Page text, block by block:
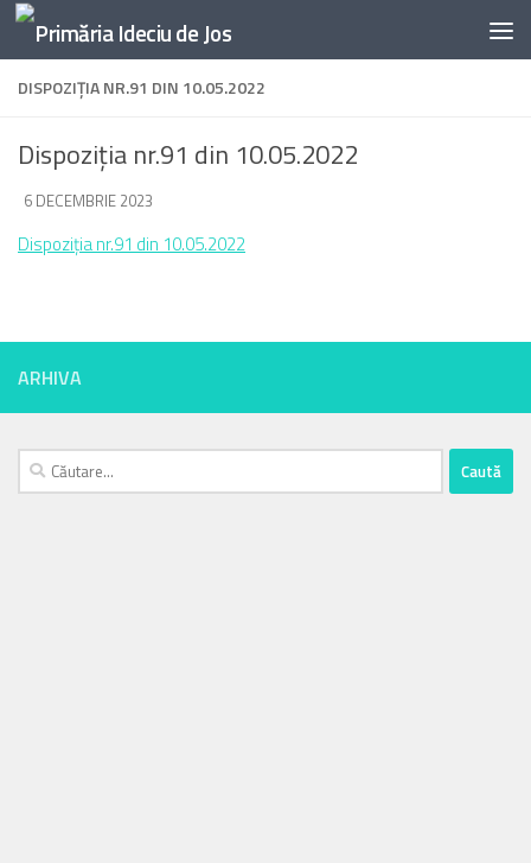
Skip to content
DISPOZIȚIA NR.91 DIN 10.05.2022
Dispoziția nr.91 din 10.05.2022
DE·
6 DECEMBRIE 2023
Dispoziția nr.91 din 10.05.2022
ARHIVA
Caută
după: